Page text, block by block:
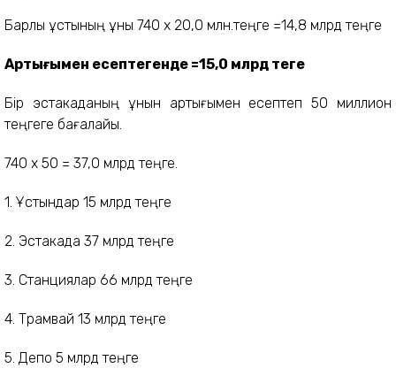
Барлық ұстының құны 740 х 20,0 млн.теңге =14,8 млрд теңге
Артығымен есептегенде =15,0 млрд теңге
Бір эстакаданың құнын артығымен есептеп 50 миллион
теңгеге бағалайық.
740 х 50 = 37,0 млрд теңге.
1. Ұстындар 15 млрд теңге
2. Эстакада 37 млрд теңге
3. Станциялар 66 млрд теңге
4. Трамвай 13 млрд теңге
5. Депо 5 млрд теңге